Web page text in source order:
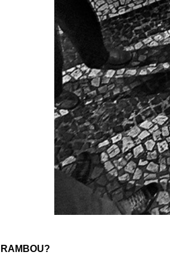
RAMBOU?